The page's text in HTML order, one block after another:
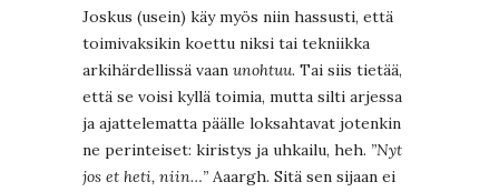
Joskus (usein) käy myös niin hassusti, että
toimivaksikin koettu niksi tai tekniikka
arkihärdellissä vaan unohtuu. Tai siis tietää,
että se voisi kyllä toimia, mutta silti arjessa
ja ajattelematta päälle loksahtavat jotenkin
ne perinteiset: kiristys ja uhkailu, heh. ”Nyt
jos et heti, niin…” Aaargh. Sitä sen sijaan ei